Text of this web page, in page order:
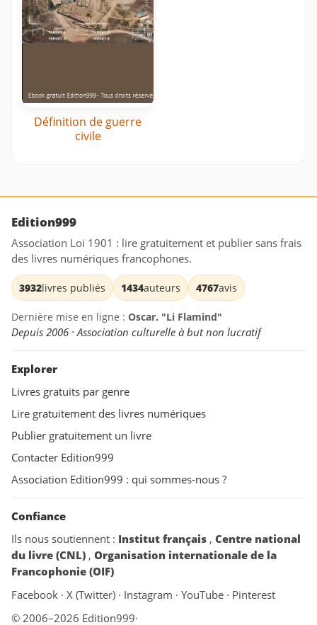
Définition de guerre
civile
Edition999
Association Loi 1901 : lire gratuitement et publier sans frais
des livres numériques francophones.
3932livres publiés 1434auteurs 4767avis
Dernière mise en ligne : Oscar. "Li Flamind"
Depuis 2006 · Association culturelle à but non lucratif
Explorer
Livres gratuits par genre
Lire gratuitement des livres numériques
Publier gratuitement un livre
Contacter Edition999
Association Edition999 : qui sommes-nous ?
Confiance
Ils nous soutiennent : Institut français , Centre national
du livre (CNL) , Organisation internationale de la
Francophonie (OIF)
Facebook · X (Twitter) · Instagram · YouTube · Pinterest
© 2006–2026 Edition999·